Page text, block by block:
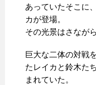
あっていたそこに
カが登場。
その光景はさなが
巨大な二体の対戦
たレイカと鈴木た
まれていた。